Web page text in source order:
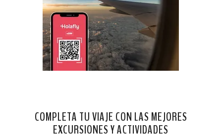
COMPLETA TU VIAJE CON LAS MEJORES
EXCURSIONES Y ACTIVIDADES